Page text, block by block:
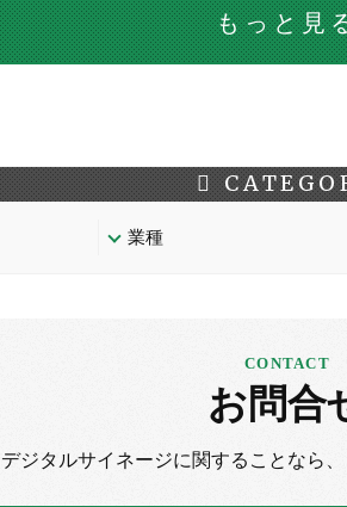
もっと見
業種
お問合
ジタルサイネージに関することなら、